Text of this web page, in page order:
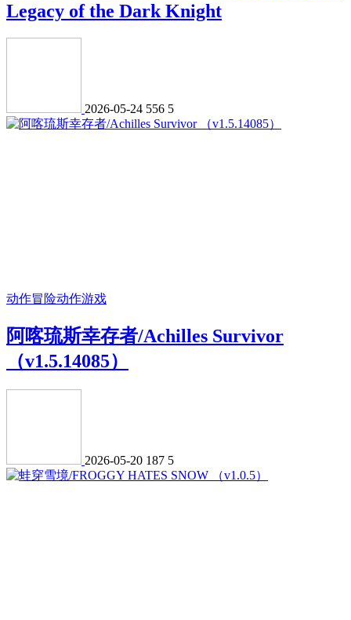
Legacy of the Dark Knight
2026-05-24 556 5
动作冒险动作游戏
阿喀琉斯幸存者/Achilles Survivor
（v1.5.14085）
2026-05-20 187 5